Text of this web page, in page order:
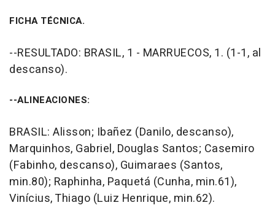
FICHA TÉCNICA.
--RESULTADO: BRASIL, 1 - MARRUECOS, 1. (1-1, al
descanso).
--ALINEACIONES:
BRASIL: Alisson; Ibañez (Danilo, descanso),
Marquinhos, Gabriel, Douglas Santos; Casemiro
(Fabinho, descanso), Guimaraes (Santos,
min.80); Raphinha, Paquetá (Cunha, min.61),
Vinícius, Thiago (Luiz Henrique, min.62).